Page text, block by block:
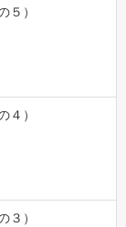
５）
４）
３）